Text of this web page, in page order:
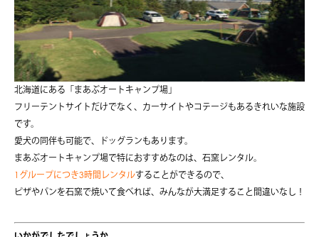
北海道にある「まあぶオートキャンプ場」
フリーテントサイトだけでなく、カーサイトやコテージもあるきれいな施設
です。
愛犬の同伴も可能で、ドッグランもあります。
まあぶオートキャンプ場で特におすすめなのは、石窯レンタル。
1グループにつき3時間レンタルすることができるので、
ピザやパンを石窯で焼いて食べれば、みんなが大満足すること間違いなし！